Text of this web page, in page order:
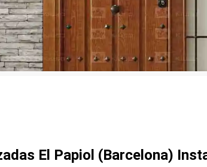
El Papiol (Barcelona)